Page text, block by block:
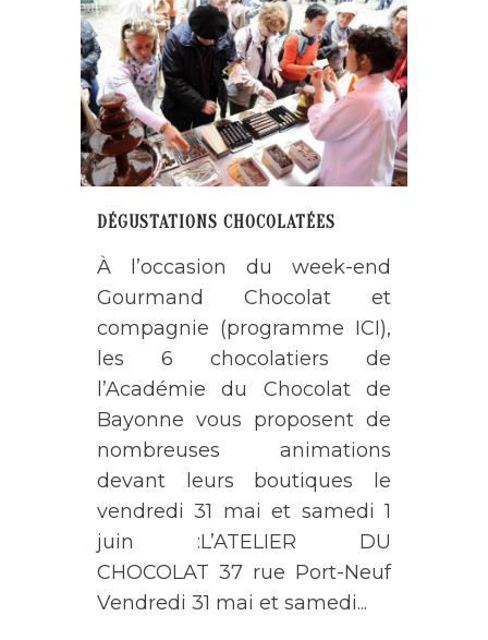
DÉGUSTATIONS CHOCOLATÉES
À l’occasion du week-end
Gourmand Chocolat et
compagnie (programme ICI),
les 6 chocolatiers de
l’Académie du Chocolat de
Bayonne vous proposent de
nombreuses animations
devant leurs boutiques le
vendredi 31 mai et samedi 1
juin :L’ATELIER DU
CHOCOLAT 37 rue Port-Neuf
Vendredi 31 mai et samedi...